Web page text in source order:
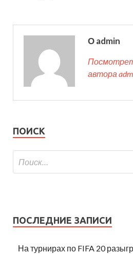
О admin
автора
ПОИСК
ПОСЛЕДНИЕ ЗАПИСИ
На турнирах по FIFA 20